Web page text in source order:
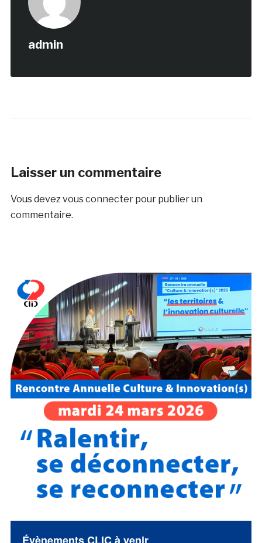
admin
Laisser un commentaire
Vous devezvous connecterpour publier un
commentaire.
Évènements CLIC à venir